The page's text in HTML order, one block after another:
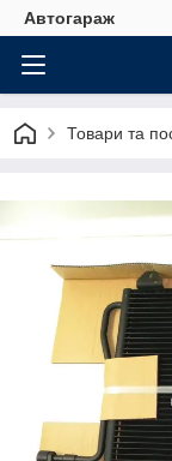
Автогараж
Товари та